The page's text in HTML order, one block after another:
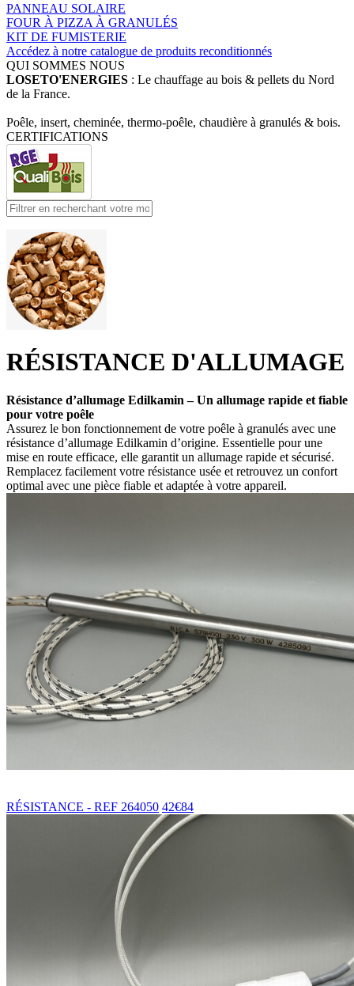
PANNEAU SOLAIRE
FOUR À PIZZA À GRANULÉS
KIT DE FUMISTERIE
Accédez à notre catalogue de produits reconditionnés
QUI SOMMES NOUS
LOSETO'ENERGIES : Le chauffage au bois & pellets du Nord
de la France.
Poêle, insert, cheminée, thermo-poêle, chaudière à granulés & bois.
CERTIFICATIONS
RÉSISTANCE D'ALLUMAGE
Résistance d’allumage Edilkamin – Un allumage rapide et fiable
pour votre poêle
Assurez le bon fonctionnement de votre poêle à granulés avec une
résistance d’allumage Edilkamin d’origine. Essentielle pour une
mise en route efficace, elle garantit un allumage rapide et sécurisé.
Remplacez facilement votre résistance usée et retrouvez un confort
optimal avec une pièce fiable et adaptée à votre appareil.
RÉSISTANCE - REF 264050 42€84